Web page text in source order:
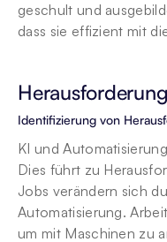
geschult und
dass sie effizient mit
Identifizierung von
KI und
Dies führt zu
Jobs verändern sich
Automatisierung.
um mit Maschinen zu